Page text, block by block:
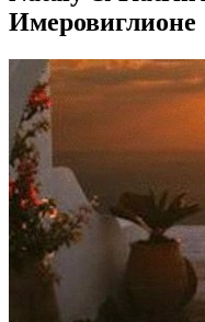
Имеровиглионе